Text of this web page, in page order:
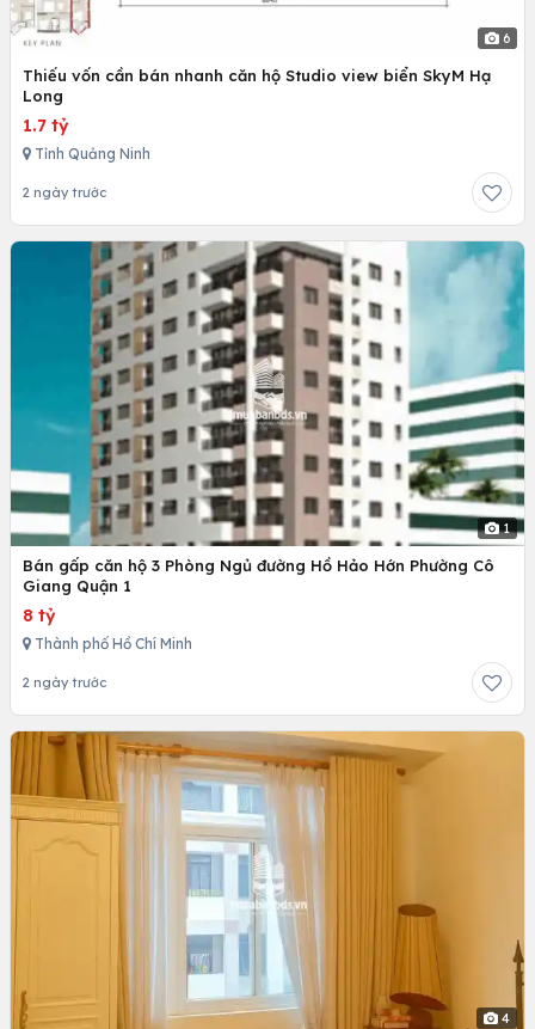
6
Thiếu vốn cần bán nhanh căn hộ Studio view biển SkyM Hạ
Long
1.7 tỷ
Tỉnh Quảng Ninh
2 ngày trước
1
Bán gấp căn hộ 3 Phòng Ngủ đường Hồ Hảo Hớn Phường Cô
Giang Quận 1
8 tỷ
Thành phố Hồ Chí Minh
2 ngày trước
4